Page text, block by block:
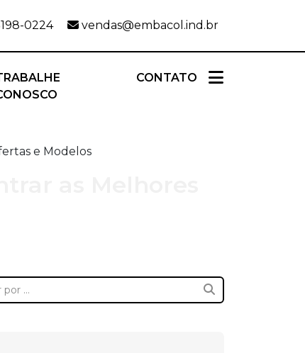
0224 vendas@embacol.ind.br
CONTATO
e Modelos